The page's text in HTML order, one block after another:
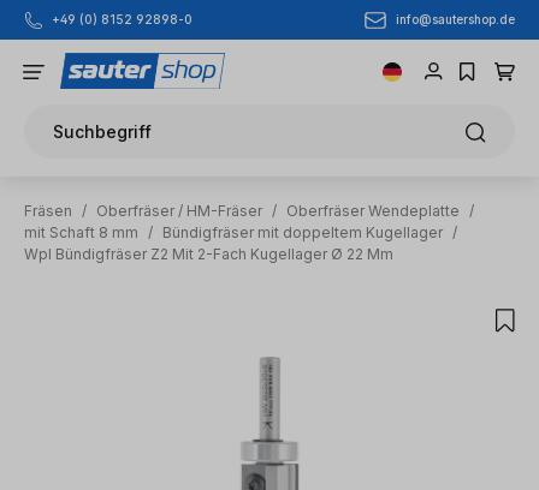
Zum Hauptinhalt springen
+49 (0) 8152 92898-0 info@sautershop.de
Suchbegriff
Fräsen / Oberfräser / HM-Fräser / Oberfräser Wendeplatte
/
mit Schaft 8 mm
/ Bündigfräser mit doppeltem Kugellager /
Wpl Bündigfräser Z2 Mit 2-Fach Kugellager Ø 22 Mm